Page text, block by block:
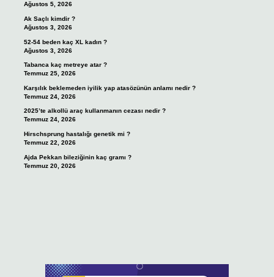
Ağustos 5, 2026
Ak Saçlı kimdir ?
Ağustos 3, 2026
52-54 beden kaç XL kadın ?
Ağustos 3, 2026
Tabanca kaç metreye atar ?
Temmuz 25, 2026
Karşılık beklemeden iyilik yap atasözünün anlamı nedir ?
Temmuz 24, 2026
2025’te alkollü araç kullanmanın cezası nedir ?
Temmuz 24, 2026
Hirschsprung hastalığı genetik mi ?
Temmuz 22, 2026
Ajda Pekkan bileziğinin kaç gramı ?
Temmuz 20, 2026